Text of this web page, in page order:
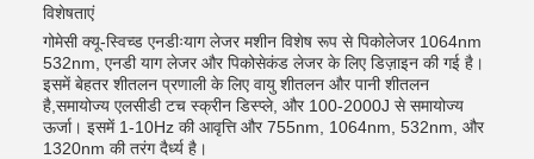
विशेषताएं
गोमेसी क्यू-स्विच्ड एनडीःयाग लेजर मशीन विशेष रूप से पिकोलेजर 1064nm
532nm, एनडी याग लेजर और पिकोसेकंड लेजर के लिए डिज़ाइन की गई है।
इसमें बेहतर शीतलन प्रणाली के लिए वायु शीतलन और पानी शीतलन
है,समायोज्य एलसीडी टच स्क्रीन डिस्प्ले, और 100-2000J से समायोज्य
ऊर्जा। इसमें 1-10Hz की आवृत्ति और 755nm, 1064nm, 532nm, और
1320nm की तरंग दैर्ध्य है।